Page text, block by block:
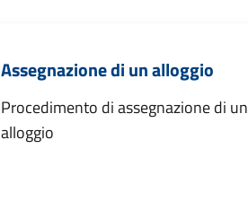
Assegnazione di un alloggio
Procedimento di assegnazione di un
alloggio